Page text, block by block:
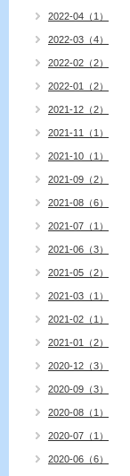
2022-04（1）
2022-03（4）
2022-02（2）
2022-01（2）
2021-12（2）
2021-11（1）
2021-10（1）
2021-09（2）
2021-08（6）
2021-07（1）
2021-06（3）
2021-05（2）
2021-03（1）
2021-02（1）
2021-01（2）
2020-12（3）
2020-09（3）
2020-08（1）
2020-07（1）
2020-06（6）